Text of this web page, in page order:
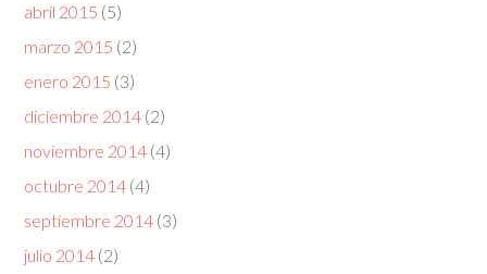
abril 2015 (5)
marzo 2015 (2)
enero 2015 (3)
diciembre 2014 (2)
noviembre 2014 (4)
octubre 2014 (4)
septiembre 2014 (3)
julio 2014 (2)